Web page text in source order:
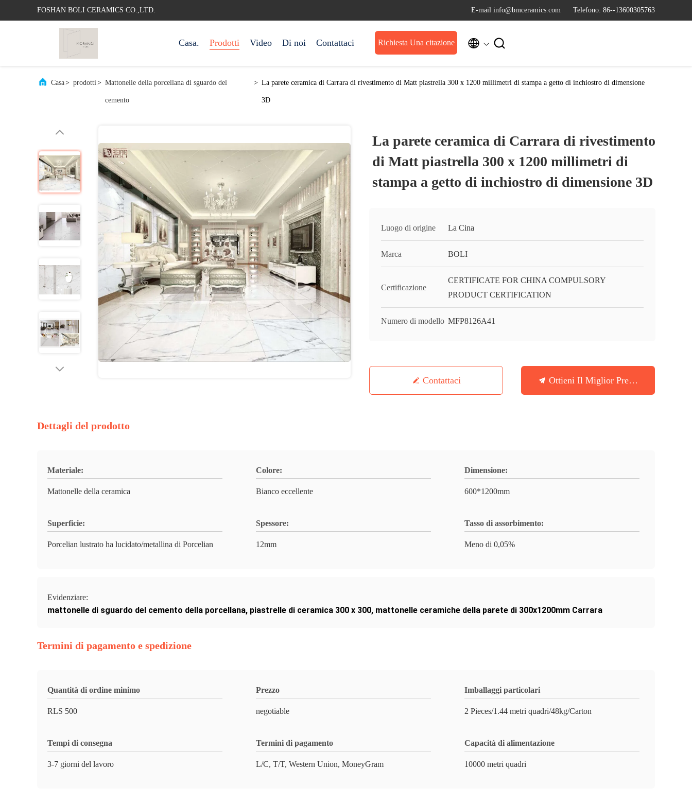
FOSHAN BOLI CERAMICS CO.,LTD. E-mail info@bmceramics.com Telefono: 86--13600305763
Casa. Prodotti Video Di noi Contattaci Richiesta Una citazione  
Casa> prodotti> Mattonelle della porcellana di sguardo del
cemento
> La parete ceramica di Carrara di rivestimento di Matt piastrella 300 x 1200 millimetri di stampa a getto di inchiostro di dimensione
3D
La parete ceramica di Carrara di rivestimento
di Matt piastrella 300 x 1200 millimetri di
stampa a getto di inchiostro di dimensione 3D
Luogo di origine La Cina
Marca BOLI
Certificazione
CERTIFICATE FOR CHINA COMPULSORY
PRODUCT CERTIFICATION
Numero di modello MFP8126A41
Contattaci Ottieni Il Miglior Prezzo
Dettagli del prodotto
Materiale:
Mattonelle della ceramica
Colore:
Bianco eccellente
Dimensione:
600*1200mm
Superficie:
Porcelian lustrato ha lucidato/metallina di Porcelian
Spessore:
12mm
Tasso di assorbimento:
Meno di 0,05%
Evidenziare:
mattonelle di sguardo del cemento della porcellana, piastrelle di ceramica 300 x 300, mattonelle ceramiche della parete di 300x1200mm Carrara
Termini di pagamento e spedizione
Quantità di ordine minimo
RLS 500
Prezzo
negotiable
Imballaggi particolari
2 Pieces/1.44 metri quadri/48kg/Carton
Tempi di consegna
3-7 giorni del lavoro
Termini di pagamento
L/C, T/T, Western Union, MoneyGram
Capacità di alimentazione
10000 metri quadri